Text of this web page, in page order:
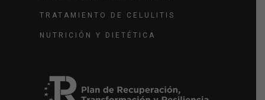
TRATAMIENTO DE CELULITIS
NUTRICIÓN Y DIETÉTICA